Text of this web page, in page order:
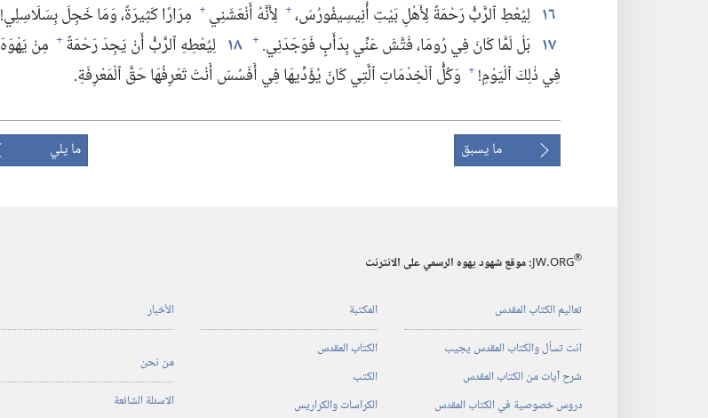
١٦ لِيُعْطِ ٱلرَّبُّ رَحْمَةً لِأَهْلِ بَيْتِ أُنِيسِيفُورُسَ،‏+ لِأَنَّهُ أَنْعَشَنِي + مِرَارًا كَثِيرَةً،‏ وَمَا خَجِلَ بِسَلَاسِلِي!‏
١٧ بَلْ لَمَّا كَانَ فِي رُومَا،‏ فَتَّشَ عَنِّي بِدَأَبٍ فَوَجَدَنِي.‏ + ١٨ لِيُعْطِهِ ٱلرَّبُّ أَنْ يَجِدَ رَحْمَةً + مِنْ يَهْوَهَ
فِي ذٰلِكَ ٱلْيَوْمِ!‏ + وَكُلُّ ٱلْخِدْمَاتِ ٱلَّتِي كَانَ يُؤَدِّيهَا فِي أَفَسُسَ أَنْتَ تَعْرِفُهَا حَقَّ ٱلْمَعْرِفَةِ.‏
ما يسبق ما يلي
JW.ORG® :‏ موقع شهود يهوه الرسمي على الانترنت
تعاليم الكتاب المقدس
انت تسأل والكتاب المقدس يجيب
شرح آيات من الكتاب المقدس
دروس خصوصية في الكتاب المقدس
المكتبة
الكتاب المقدس
الكتب
الكراسات والكراريس
الأخبار
من نحن
الاسئلة الشائعة